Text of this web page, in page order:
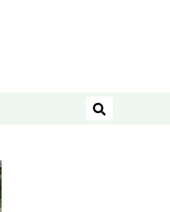
ရှာဖွေရန်